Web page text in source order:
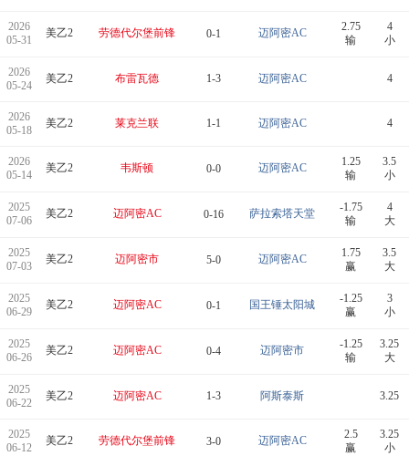
2026
05-31
美乙2 劳德代尔堡前锋 0-1 迈阿密AC
2.75
输
4
小
2026
05-24
美乙2 布雷瓦德 1-3 迈阿密AC 4
2026
05-18
美乙2 莱克兰联 1-1 迈阿密AC 4
2026
05-14
美乙2 韦斯顿 0-0 迈阿密AC
1.25
输
3.5
小
2025
07-06
美乙2 迈阿密AC 0-16 萨拉索塔天堂
-1.75
输
4
大
2025
07-03
美乙2 迈阿密市 5-0 迈阿密AC
1.75
赢
3.5
大
2025
06-29
美乙2 迈阿密AC 0-1 国王锤太阳城
-1.25
赢
3
小
2025
06-26
美乙2 迈阿密AC 0-4 迈阿密市
-1.25
输
3.25
大
2025
06-22
美乙2 迈阿密AC 1-3 阿斯泰斯 3.25
2025
06-12
美乙2 劳德代尔堡前锋 3-0 迈阿密AC
2.5
赢
3.25
小